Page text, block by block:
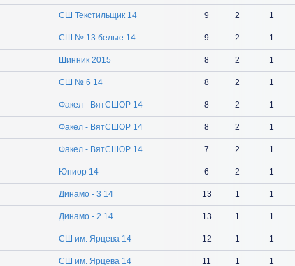
СШ Текстильщик 14 9 2 1
СШ № 13 белые 14 9 2 1
Шинник 2015 8 2 1
СШ № 6 14 8 2 1
Факел - ВятСШОР 14 8 2 1
Факел - ВятСШОР 14 8 2 1
Факел - ВятСШОР 14 7 2 1
Юниор 14 6 2 1
Динамо - 3 14 13 1 1
Динамо - 2 14 13 1 1
СШ им. Ярцева 14 12 1 1
СШ им. Ярцева 14 11 1 1